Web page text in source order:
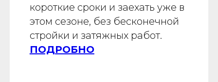
короткие сроки и заехать уже в
этом сезоне, без бесконечной
стройки и затяжных работ.
ПОДРОБНО